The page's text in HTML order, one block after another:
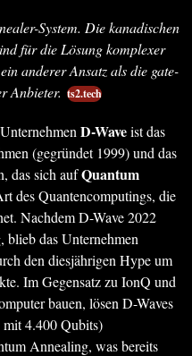
System. Die kanadischen
für die Lösung komplexer
anderer Ansatz als die gate-
Anbieter. ts2.tech
D-Waveist das
(gegründet 1999) und das
das sich aufQuantum
des Quantencomputings, die
Nachdem D-Wave 2022
blieb das Unternehmen
den diesjährigen Hype um
Im Gegensatz zu IonQ und
bauen, lösen D-Waves
mit 4.400 Qubits)
Annealing, was bereits